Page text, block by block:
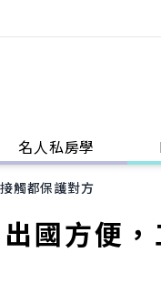
名人私房學
觸都保護對方
國方便，